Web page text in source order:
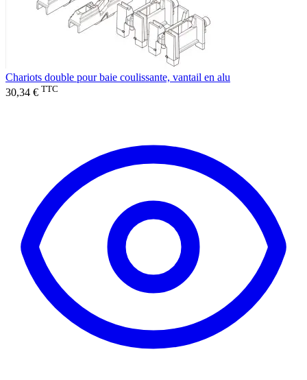
Chariots double pour baie coulissante, vantail en alu
30,34 € TTC